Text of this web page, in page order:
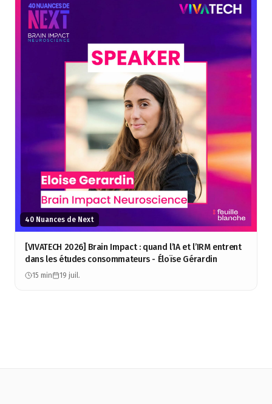
40 Nuances de Next
[VIVATECH 2026] Brain Impact : quand l’IA et l’IRM entrent
dans les études consommateurs - Éloïse Gérardin
15 min 19 juil.